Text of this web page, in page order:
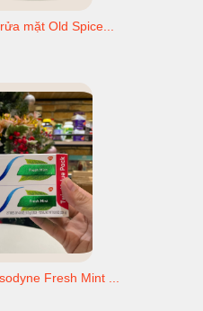
mặt Old Spice...
Fresh Mint ...